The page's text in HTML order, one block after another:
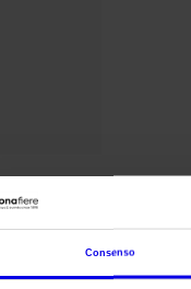
Consenso